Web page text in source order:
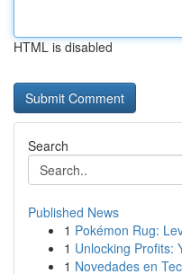
HTML is disabled
Search
Published News
1 Pokémon Rug:
1 Unlocking Profits:
1 Novedades en